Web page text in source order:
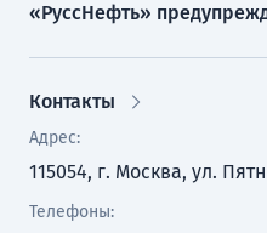
«РуссНефть»
Контакты
Адрес:
115054, г. Москва, ул.
Телефоны: